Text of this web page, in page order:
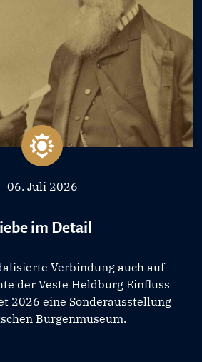
06. Juli 2026
im Detail
Verbindung auch auf
der Veste Heldburg Einfluss
2026 eine Sonderausstellung
Burgenmuseum.